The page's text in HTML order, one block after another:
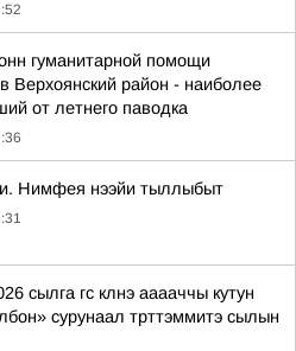
гуманитарной помощи
Верхоянский район - наиболее
от летнего паводка
Нимфея нээйи тыллыбыт
сылга гс клнэ ааааччы кутун
сурунаал трттэммитэ сылын